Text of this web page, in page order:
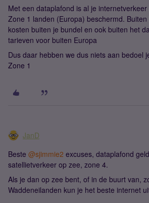
Met een dataplafond is al je
Zone 1 landen (Europa) beschermd.
kosten buiten je bundel en ook buiten het
tarieven voor buiten Europa
Dus daar hebben we dus niets aan bedoel
Zone 1
JanD
Beste ​ @sjimmie2 excuses, dataplafond
satellietverkeer op zee, zone 4.
Als je dan op zee bent, of in de buurt van,
Waddeneilanden kun je het beste internet